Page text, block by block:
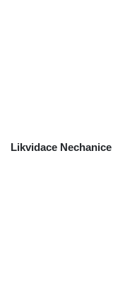
Likvidace Nechanice